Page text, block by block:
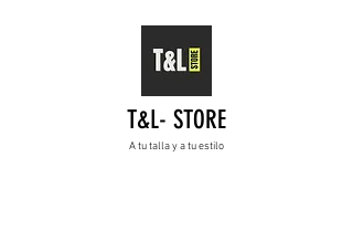
T&L- STORE
A tu talla y a tu estilo